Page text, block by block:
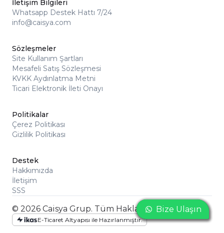
İletişim Bilgileri
Whatsapp Destek Hattı 7/24
info@caisya.com
Sözleşmeler
Site Kullanım Şartları
Mesafeli Satış Sözleşmesi
KVKK Aydınlatma Metni
Ticari Elektronik İleti Onayı
Politikalar
Çerez Politikası
Gizlilik Politikası
Destek
Hakkımızda
İletişim
SSS
© 2026 Caisya Grup. Tüm Hakları Saklıdır
E-Ticaret Altyapısı ile Hazırlanmıştır.
Bize Ulaşın
Bize Ulaşın
Bize Ulaşın